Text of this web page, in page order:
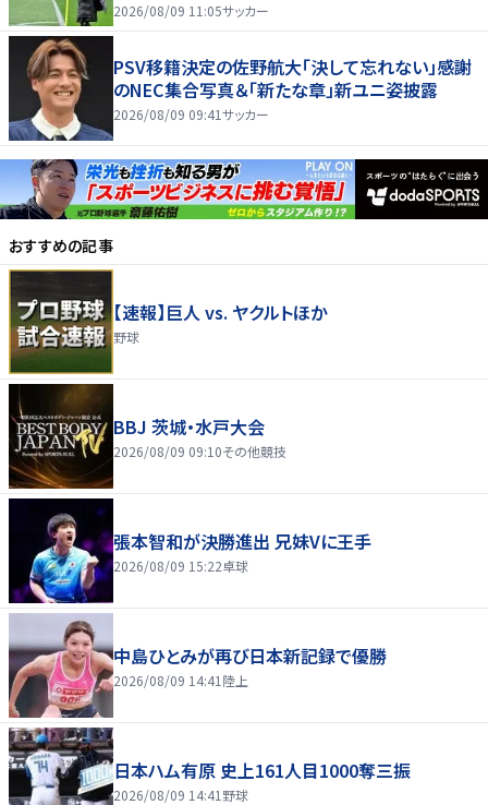
くちゃ可愛い｣
2026/08/09 11:05サッカー
PSV移籍決定の佐野航大「決して忘れない」感謝
のNEC集合写真＆「新たな章」新ユニ姿披露
2026/08/09 09:41サッカー
おすすめの記事
【速報】巨人 vs. ヤクルトほか
野球
BBJ 茨城・水戸大会
2026/08/09 09:10その他競技
張本智和が決勝進出 兄妹Vに王手
2026/08/09 15:22卓球
中島ひとみが再び日本新記録で優勝
2026/08/09 14:41 陸上
日本ハム有原 史上161人目1000奪三振
2026/08/09 14:41 野球